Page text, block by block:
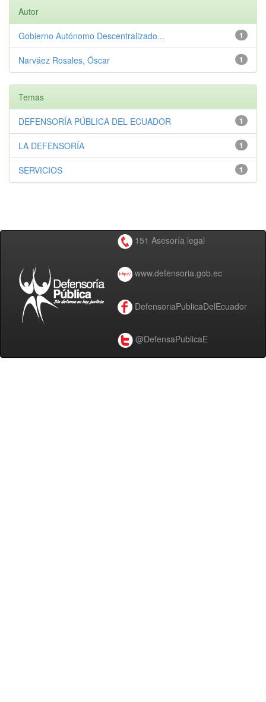
Autor
1
Gobierno Autónomo Descentralizado...
1
Narváez Rosales, Óscar
Temas
1
DEFENSORÍA PÚBLICA DEL ECUADOR
1
LA DEFENSORÍA
1
SERVICIOS
151 Asesoría legal
www.defensoria.gob.ec
DefensoriaPublicaDelEcuador
@DefensaPublicaE